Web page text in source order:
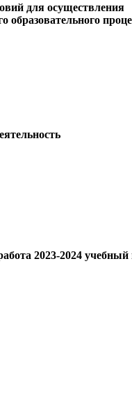
для осуществления
образовательного
2023-2024 учебный